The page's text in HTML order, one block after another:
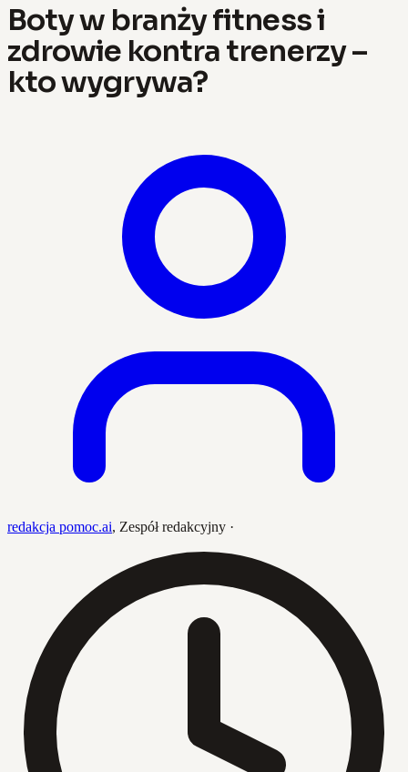
Boty w branży fitness i
zdrowie kontra trenerzy –
kto wygrywa?
redakcja pomoc.ai, Zespół redakcyjny ·